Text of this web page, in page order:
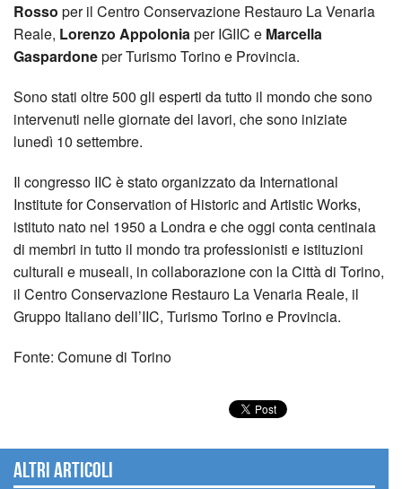
Rosso per il Centro Conservazione Restauro La Venaria
Reale, Lorenzo Appoloniaper IGIIC e Marcella
Gaspardoneper Turismo Torino e Provincia.
Sono stati oltre 500 gli esperti da tutto il mondo che sono
intervenuti nelle giornate dei lavori, che sono iniziate
lunedì 10 settembre.
Il congresso IIC è stato organizzato da International
Institute for Conservation of Historic and Artistic Works,
istituto nato nel 1950 a Londra e che oggi conta centinaia
di membri in tutto il mondo tra professionisti e istituzioni
culturali e museali, in collaborazione con la Città di Torino,
il Centro Conservazione Restauro La Venaria Reale, il
Gruppo Italiano dell’IIC, Turismo Torino e Provincia.
Fonte: Comune di Torino
Altri articoli